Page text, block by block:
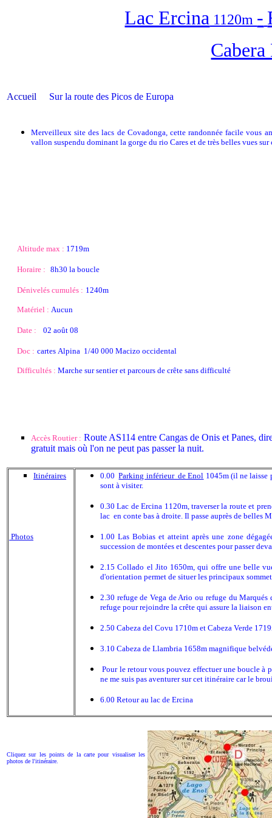
Lac Ercina 1120m -
Accueil Sur la route des Picos de Europa
Merveilleux site des lacs de Covadonga, cette randonnée facile vous
vallon suspendu dominant la gorge du rio Cares et de très belles vues sur
Altitude max : 1719m
Horaire : 8h30 la boucle
Dénivelés cumulés : 1240m
Matériel : Aucun
Date : 02 août 08
Doc : cartes Alpina 1/40 000 Macizo occidental
Difficultés : Marche sur sentier et parcours de crête sans difficulté
Accès Routier : Route AS114 entre Cangas de Onis et Panes,
gratuit mais où l'on ne peut pas passer la nuit.
Itinéraires
Photos
0.00Parking inférieur de Enol 1045m (il ne laisse
sont à visiter.
0.30 Lac de Ercina 1120m, traverser la route et
lac en conte bas à droite. Il passe auprès de belles
1.00 Las Bobias et atteint après une zone
succession de montées et descentes pour passer
2.15 Collado el Jito 1650m, qui offre une belle
d'orientation permet de situer les principaux
2.30 refuge de Vega de Ario ou refuge du
refuge pour rejoindre la crête qui assure la liaison
2.50 Cabeza del Covu 1710m et Cabeza Verde
3.10 Cabeza de Llambria 1658m magnifique
Pour le retour vous pouvez effectuer une boucle à
ne me suis pas aventurer sur cet itinéraire car le
6.00 Retour au lac de Ercina
Cliquez sur les points de la carte pour visualiser les
photos de l'itinéraire.